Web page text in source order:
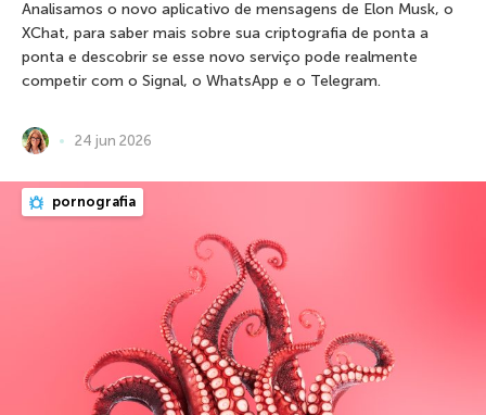
Analisamos o novo aplicativo de mensagens de Elon Musk, o
XChat, para saber mais sobre sua criptografia de ponta a
ponta e descobrir se esse novo serviço pode realmente
competir com o Signal, o WhatsApp e o Telegram.
24 jun 2026
pornografia